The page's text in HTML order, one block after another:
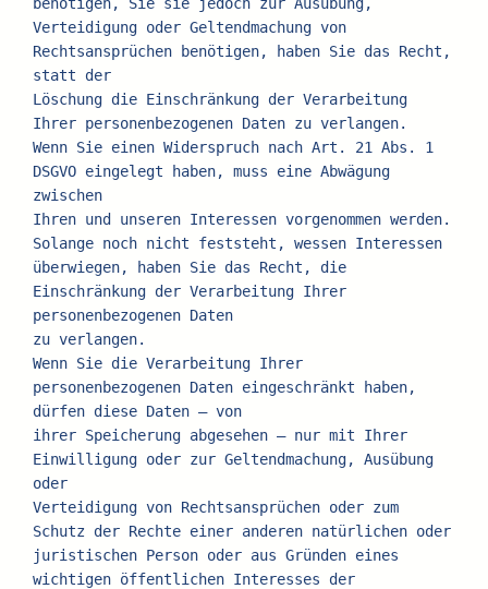
Verteidigung oder Geltendmachung von
Rechtsansprüchen benötigen, haben Sie das Recht,
statt der
Löschung die Einschränkung der Verarbeitung
Ihrer personenbezogenen Daten zu verlangen.
Wenn Sie einen Widerspruch nach Art. 21 Abs. 1
DSGVO eingelegt haben, muss eine Abwägung
zwischen
Ihren und unseren Interessen vorgenommen werden.
Solange noch nicht feststeht, wessen Interessen
überwiegen, haben Sie das Recht, die
Einschränkung der Verarbeitung Ihrer
personenbezogenen Daten
zu verlangen.
Wenn Sie die Verarbeitung Ihrer
personenbezogenen Daten eingeschränkt haben,
dürfen diese Daten – von
ihrer Speicherung abgesehen – nur mit Ihrer
Einwilligung oder zur Geltendmachung, Ausübung
oder
Verteidigung von Rechtsansprüchen oder zum
Schutz der Rechte einer anderen natürlichen oder
juristischen Person oder aus Gründen eines
wichtigen öffentlichen Interesses der